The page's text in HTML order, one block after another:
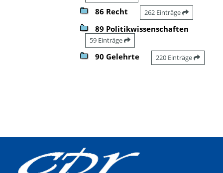
86 Recht 262 Einträge
89 Politikwissenschaften
59 Einträge
90 Gelehrte 220 Einträge